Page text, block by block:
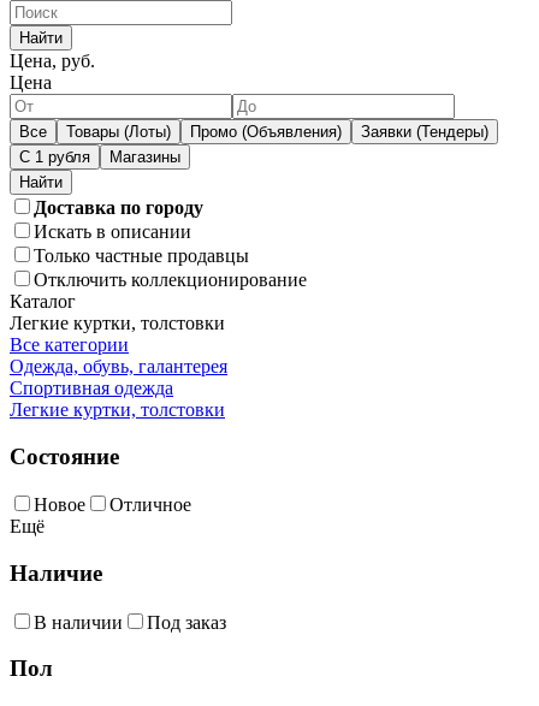
Найти
Цена, руб.
Цена
Все Товары (Лоты) Промо (Объявления)
Заявки (Тендеры)
С 1 рубля
Магазины
Доставка по городу
Искать в описании
Только частные продавцы
Отключить коллекционирование
Каталог
Легкие куртки, толстовки
Все категории
Одежда, обувь, галантерея
Спортивная одежда
Легкие куртки, толстовки
Состояние
Новое
Отличное
Ещё
Наличие
В наличии Под заказ
Пол